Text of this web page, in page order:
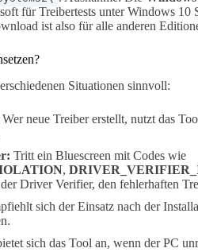
für Treibertests unter Windows 10
ist also für alle anderen
Situationen sinnvoll:
Wer neue Treiber erstellt, nutzt das
Tritt ein Bluescreen mit Codes wie
,
Driver Verifier, den fehlerhaften
sich der Einsatz nach der
sich das Tool an, wenn der PC